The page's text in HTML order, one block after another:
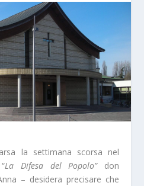
la settimana scorsa nel
La Difesa del Popolo” don
– desidera precisare che